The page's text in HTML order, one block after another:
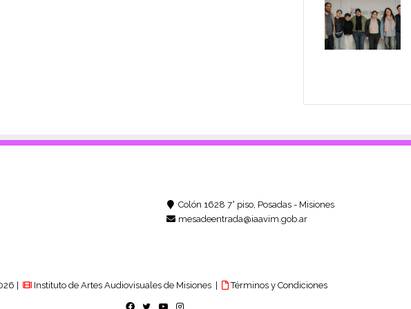
Colón 1628 7° piso, Posadas - Misiones
mesadeentrada@iaavim.gob.ar
| Instituto de Artes Audiovisuales de Misiones | Términos y Condiciones
Facebook
TwitterYouTubeInstagram